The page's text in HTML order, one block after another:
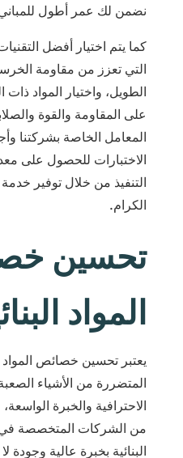
نضمن لك عمر أطول
كما يتم اختيار أفضل
التي تعزز من مقاومة
الطويل، واختيار المواد ذات
على المقاومة والقوة
المعامل الخاصة بشركتنا
الاختبارات للحصول على
التنفيذ من خلال توفير خدمة
الكرام.
تحسين
المواد
يعتبر تحسين خصائص المواد
المتضررة من الأشياء
الاحترافية والخبرة
من الشركات المتخصصة في
البنائية بخبرة عالية وجودة